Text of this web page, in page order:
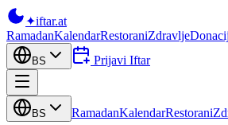
✦iftar.at
RamadanKalendarRestoraniZdravlje
BS Prijavi Iftar
BS RamadanKalendarRestorani